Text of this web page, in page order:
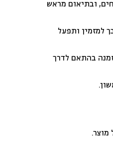
ובתיאום מראש
למזמין ותפעל
בהתאם לדרך
מוצר.